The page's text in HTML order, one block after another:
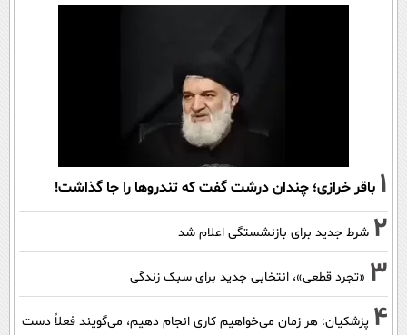
1 باقر خرازی؛ چندان درشت گفت که تندروها را جا گذاشت!
2 شرط جدید برای بازنشستگی اعلام شد
3 «تجرد قطعی»، انتخابی جدید برای سبک زندگی
4 پزشکیان: هر زمان می‌خواهیم کاری انجام دهیم، می‌گویند فعلاً دست